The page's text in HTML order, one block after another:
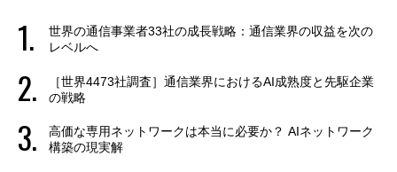
世界の通信事業者33社の成長戦略：通信業界の収益を次の
レベルへ
［世界4473社調査］通信業界におけるAI成熟度と先駆企業
の戦略
高価な専用ネットワークは本当に必要か？ AIネットワーク
構築の現実解